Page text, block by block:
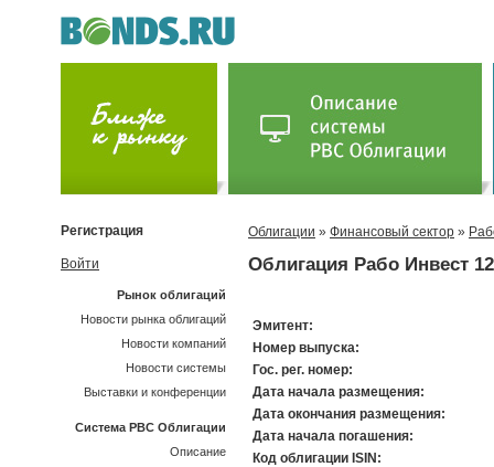
Облигации » Финансовый сектор »
Облигация Рабо Инвест 12
Эмитент:
Номер выпуска:
Гос. рег. номер:
Дата начала размещения:
Дата окончания размещения:
Дата начала погашения:
Код облигации ISIN:
Регистрация
Войти
Рынок облигаций
Новости рынка облигаций
Новости компаний
Новости системы
Выставки и конференции
Система РВС Облигации
Описание